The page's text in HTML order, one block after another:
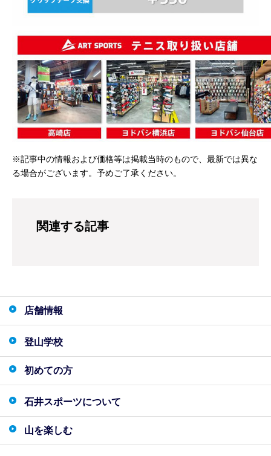
※記事中の情報および価格等は掲載当時のもので、最新では異な
る場合がございます。予めご了承ください。
関連する記事
店舗情報
登山学校
初めての方
石井スポーツについて
山を楽しむ